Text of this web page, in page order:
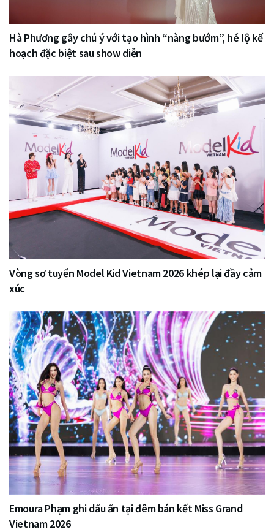
Hà Phương gây chú ý với tạo hình “nàng bướm”, hé lộ kế
hoạch đặc biệt sau show diễn
Vòng sơ tuyển Model Kid Vietnam 2026 khép lại đầy cảm
xúc
Emoura Phạm ghi dấu ấn tại đêm bán kết Miss Grand
Vietnam 2026